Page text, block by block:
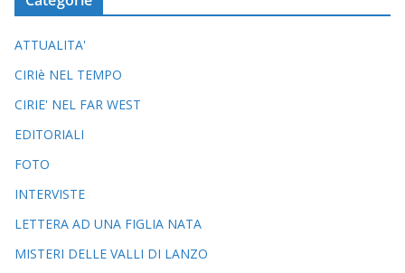
ATTUALITA'
CIRIè NEL TEMPO
CIRIE' NEL FAR WEST
EDITORIALI
FOTO
INTERVISTE
LETTERA AD UNA FIGLIA NATA
MISTERI DELLE VALLI DI LANZO